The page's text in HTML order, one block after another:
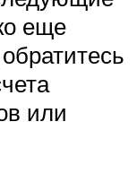
еще
или